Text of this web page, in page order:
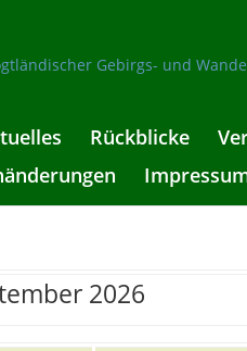
Rückblicke
2026